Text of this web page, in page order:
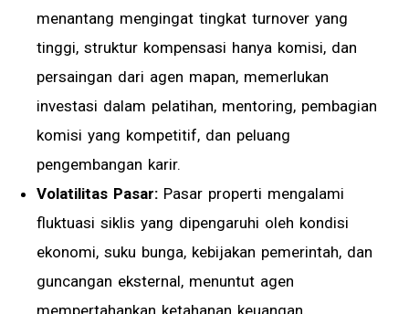
menantang mengingat tingkat turnover yang
tinggi, struktur kompensasi hanya komisi, dan
persaingan dari agen mapan, memerlukan
investasi dalam pelatihan, mentoring, pembagian
komisi yang kompetitif, dan peluang
pengembangan karir.
Volatilitas Pasar: Pasar properti mengalami
fluktuasi siklis yang dipengaruhi oleh kondisi
ekonomi, suku bunga, kebijakan pemerintah, dan
guncangan eksternal, menuntut agen